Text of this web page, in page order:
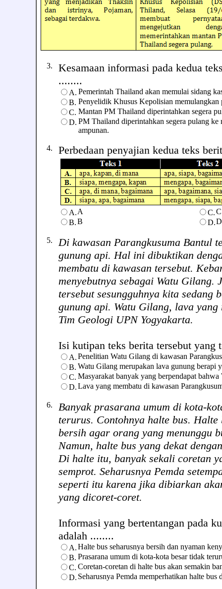
3. Kesamaan informasi pada kedua
........
A. Pemerintah Thailand akan memulai sidang
B. Penyelidik Khusus Kepolisian memulangkan
C. Mantan PM Thailand diperintahkan segera
D. PM Thailand diperintahkan segera pulang ke
ampunan.
4. Perbedaan penyajian kedua teks
A.A
B.B
C.C
D.D
5. Di kawasan Parangkusuma Bantul
gunung api. Hal ini dibuktikan
membatu di kawasan tersebut.
menyebutnya sebagai Watu
tersebut sesungguhnya kita sedang
gunung api. Watu Gilang, lava
Tim Geologi UPN Yogyakarta.
Isi kutipan teks berita tersebut yang
A.Penelitian Watu Gilang di kawasan
B. Watu Gilang merupakan lava gunung berapi
C. Masyarakat banyak yang berpendapat
D.Lava yang membatu di kawasan
6. Banyak prasarana umum di kota-
terurus. Contohnya halte bus. Halte
bersih agar orang yang menunggu
Namun, halte bus yang dekat
Di halte itu, banyak sekali coretan
semprot. Seharusnya Pemda
seperti itu karena jika dibiarkan
yang dicoret-coret.
Informasi yang bertentangan pada
adalah ........
A.Halte bus seharusnya bersih dan nyaman
B. Prasarana umum di kota-kota besar tidak
C. Coretan-coretan di halte bus akan semakin
D. Seharusnya Pemda memperhatikan halte bus